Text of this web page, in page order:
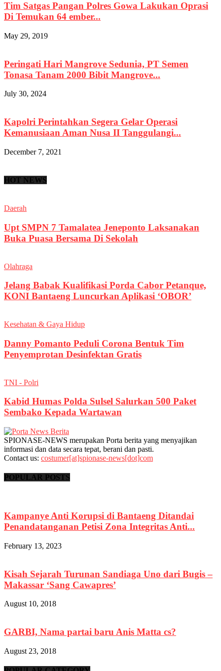
Tim Satgas Pangan Polres Gowa Lakukan Oprasi
Di Temukan 64 ember...
May 29, 2019
Peringati Hari Mangrove Sedunia, PT Semen
Tonasa Tanam 2000 Bibit Mangrove...
July 30, 2024
Kapolri Perintahkan Segera Gelar Operasi
Kemanusiaan Aman Nusa II Tanggulangi...
December 7, 2021
HOT NEWS
Daerah
Upt SMPN 7 Tamalatea Jeneponto Laksanakan
Buka Puasa Bersama Di Sekolah
Olahraga
Jelang Babak Kualifikasi Porda Cabor Petanque,
KONI Bantaeng Luncurkan Aplikasi ‘OBOR’
Kesehatan & Gaya Hidup
Danny Pomanto Peduli Corona Bentuk Tim
Penyemprotan Desinfektan Gratis
TNI - Polri
Kabid Humas Polda Sulsel Salurkan 500 Paket
Sembako Kepada Wartawan
SPIONASE-NEWS merupakan Porta berita yang menyajikan
informasi dan data secara tepat, berani dan pasti.
Contact us: costumer[at]spionase-news[dot]com
POPULAR POSTS
Kampanye Anti Korupsi di Bantaeng Ditandai
Penandatanganan Petisi Zona Integritas Anti...
February 13, 2023
Kisah Sejarah Turunan Sandiaga Uno dari Bugis –
Makassar ‘Sang Cawapres’
August 10, 2018
GARBI, Nama partai baru Anis Matta cs?
August 23, 2018